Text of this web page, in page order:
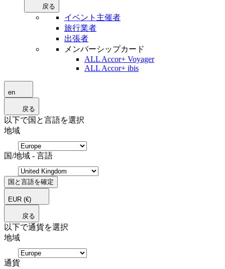
戻る
イベント主催者
旅行業者
出張者
メンバーシップカード
ALL Accor+ Voyager
ALL Accor+ ibis
en
戻る
以下で国と言語を選択
地域
国/地域 - 言語
国と言語を確定
EUR (€)
戻る
以下で通貨を選択
地域
通貨